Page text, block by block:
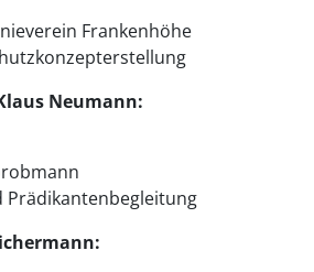
Frankenhöhe
Neumann:
Prädikantenbegleitung